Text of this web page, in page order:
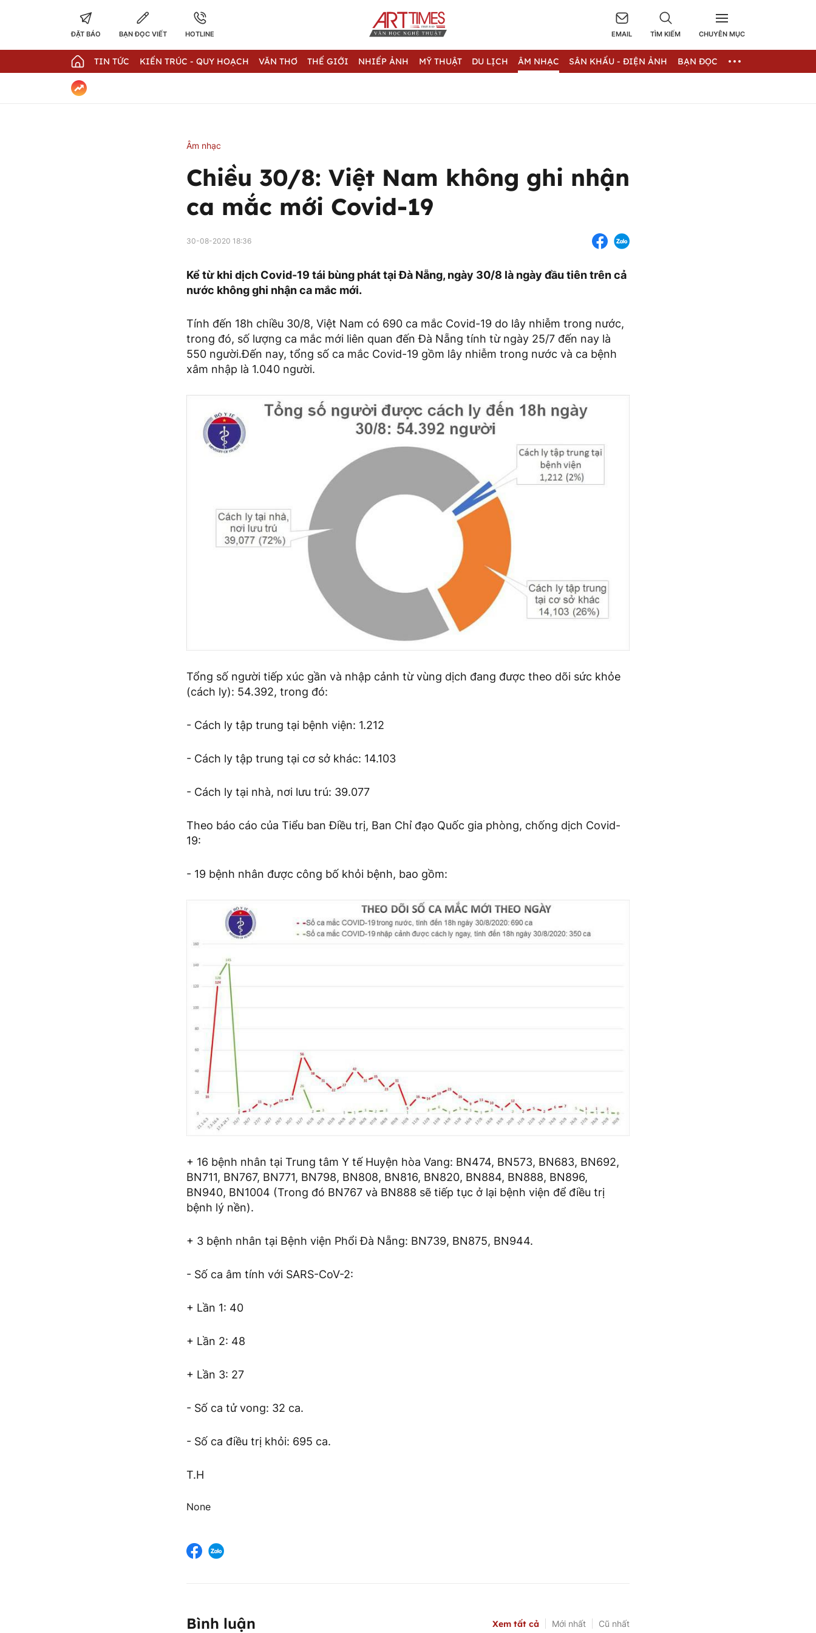
ĐẶT BÁO BẠN ĐỌC VIẾT HOTLINE EMAIL TÌM KIẾM CHUYÊN MỤC
TIN TỨC KIẾN TRÚC - QUY HOẠCH VĂN THƠ THẾ GIỚI NHIẾP ẢNH MỸ THUẬT DU LỊCH ÂM NHẠC SÂN KHẤU - ĐIỆN ẢNH BẠN ĐỌC
Âm nhạc
Chiều 30/8: Việt Nam không ghi nhận
ca mắc mới Covid-19
30-08-2020 18:36
Kể từ khi dịch Covid-19 tái bùng phát tại Đà Nẵng, ngày 30/8 là ngày đầu tiên trên cả
nước không ghi nhận ca mắc mới.
Tính đến 18h chiều 30/8, Việt Nam có 690 ca mắc Covid-19 do lây nhiễm trong nước,
trong đó, số lượng ca mắc mới liên quan đến Đà Nẵng tính từ ngày 25/7 đến nay là
550 người.Đến nay, tổng số ca mắc Covid-19 gồm lây nhiễm trong nước và ca bệnh
xâm nhập là 1.040 người.
Tổng số người tiếp xúc gần và nhập cảnh từ vùng dịch đang được theo dõi sức khỏe
(cách ly): 54.392, trong đó:
- Cách ly tập trung tại bệnh viện: 1.212
- Cách ly tập trung tại cơ sở khác: 14.103
- Cách ly tại nhà, nơi lưu trú: 39.077
Theo báo cáo của Tiểu ban Điều trị, Ban Chỉ đạo Quốc gia phòng, chống dịch Covid-
19:
- 19 bệnh nhân được công bố khỏi bệnh, bao gồm:
+ 16 bệnh nhân tại Trung tâm Y tế Huyện hòa Vang: BN474, BN573, BN683, BN692,
BN711, BN767, BN771, BN798, BN808, BN816, BN820, BN884, BN888, BN896,
BN940, BN1004 (Trong đó BN767 và BN888 sẽ tiếp tục ở lại bệnh viện để điều trị
bệnh lý nền).
+ 3 bệnh nhân tại Bệnh viện Phổi Đà Nẵng: BN739, BN875, BN944.
- Số ca âm tính với SARS-CoV-2:
+ Lần 1: 40
+ Lần 2: 48
+ Lần 3: 27
- Số ca tử vong: 32 ca.
- Số ca điều trị khỏi: 695 ca.
T.H
None
Bình luận Xem tất cả Mới nhất Cũ nhất